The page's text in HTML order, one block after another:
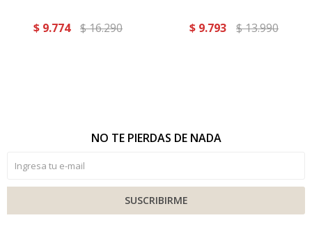
$ 9.774 $16.290 $ 9.793 $13.990
NO TE PIERDAS DE NADA
SUSCRIBIRME